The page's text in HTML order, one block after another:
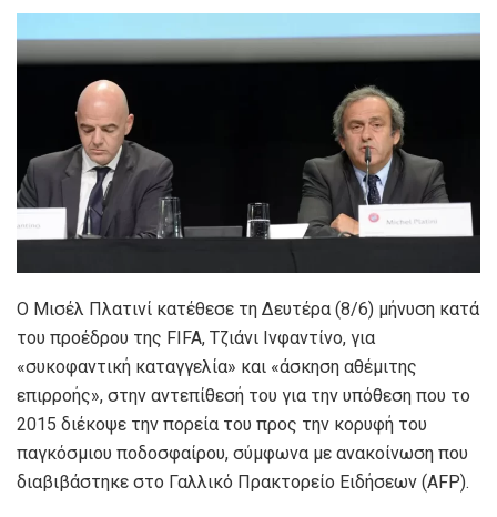
Ο Μισέλ Πλατινί κατέθεσε τη Δευτέρα (8/6) μήνυση κατά
του προέδρου της FIFA, Τζιάνι Ινφαντίνο, για
«συκοφαντική καταγγελία» και «άσκηση αθέμιτης
επιρροής», στην αντεπίθεσή του για την υπόθεση που το
2015 διέκοψε την πορεία του προς την κορυφή του
παγκόσμιου ποδοσφαίρου, σύμφωνα με ανακοίνωση που
διαβιβάστηκε στο Γαλλικό Πρακτορείο Ειδήσεων (AFP).